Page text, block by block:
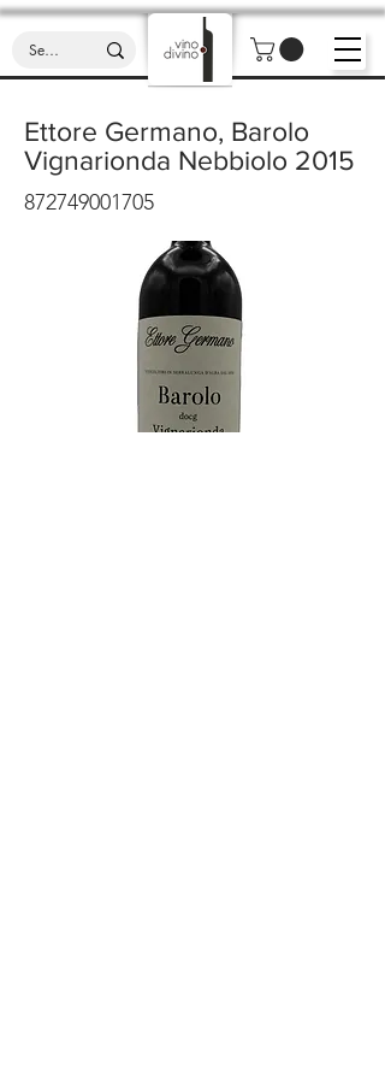
Ettore Germano, Barolo
Vignarionda Nebbiolo 2015
872749001705